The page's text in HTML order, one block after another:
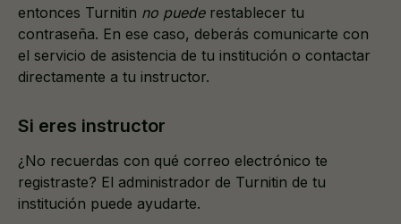
entonces Turnitin no puederestablecer tu
contraseña. En ese caso, deberás comunicarte con
el servicio de asistencia de tu institución o contactar
directamente a tu instructor.
Si eres instructor
¿No recuerdas con qué correo electrónico te
registraste? El administrador de Turnitin de tu
institución puede ayudarte.